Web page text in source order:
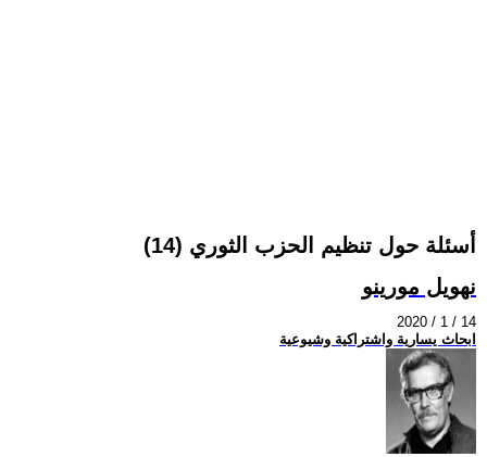
أسئلة حول تنظيم الحزب الثوري (14)
نهويل مورينو
2020 / 1 / 14
ابحاث يسارية واشتراكية وشيوعية